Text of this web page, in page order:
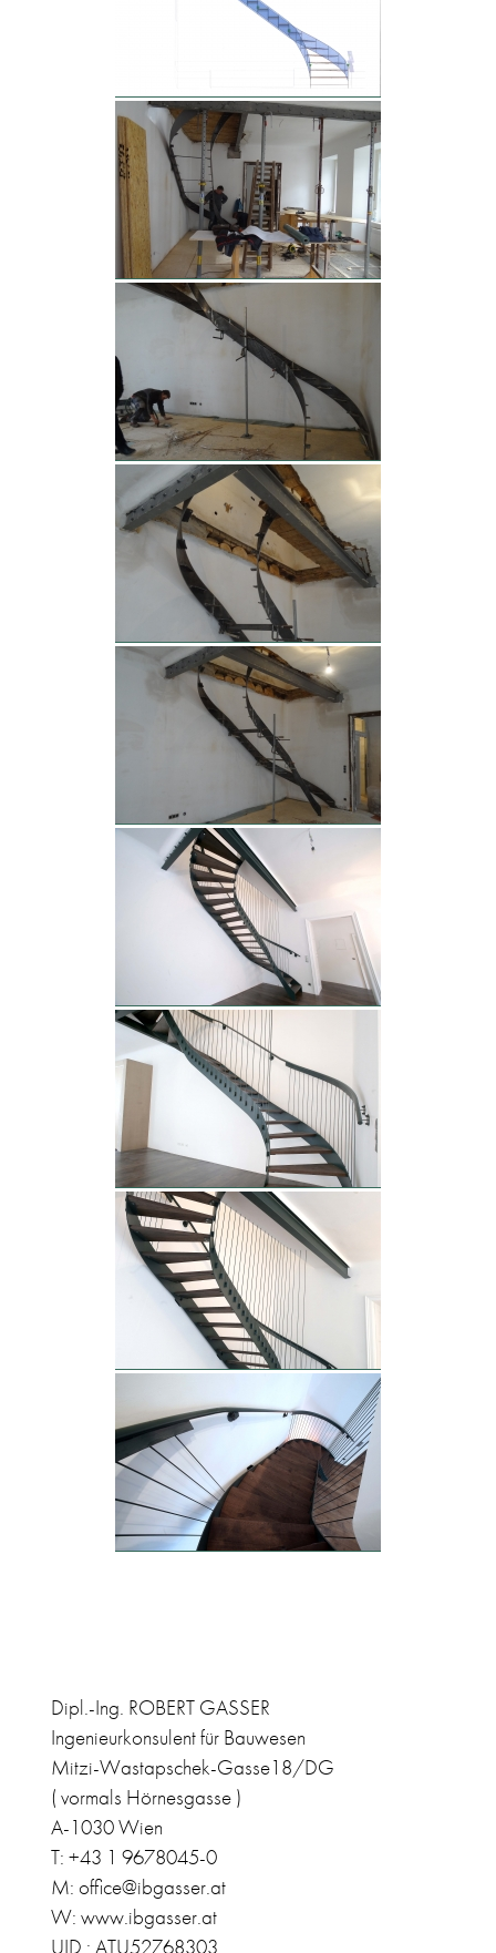
Dipl.-Ing. ROBERT GASSER
Ingenieurkonsulent für Bauwesen
Mitzi-Wastapschek-Gasse18/DG
( vormals Hörnesgasse )
A-1030 Wien
T: +43 1 9678045-0
M: office@ibgasser.at
W: www.ibgasser.at
UID : ATU52768303